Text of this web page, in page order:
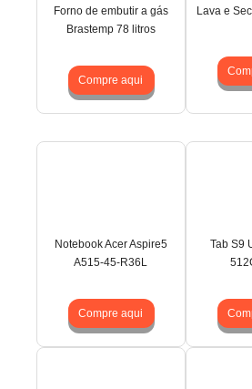
Forno de embutir a gás
Brastemp 78 litros
Compre aqui
Lava e
Notebook Acer Aspire5
A515-45-R36L
Compre aqui
Tab S9